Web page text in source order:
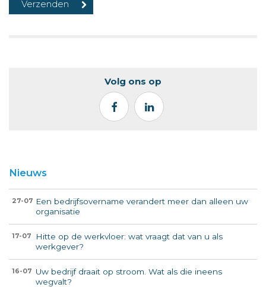
Volg ons op
Nieuws
27-07 Een bedrijfsovername verandert meer dan alleen uw
organisatie
17-07
Hitte op de werkvloer: wat vraagt dat van u als
werkgever?
16-07
Uw bedrijf draait op stroom. Wat als die ineens
wegvalt?